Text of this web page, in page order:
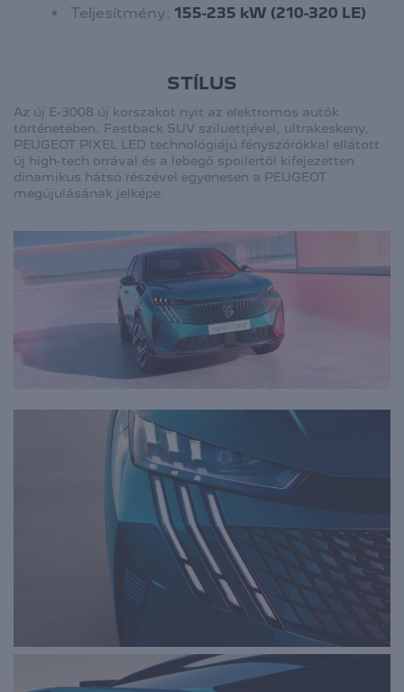
Teljesítmény:155-235 kW (210-320 LE)
STÍLUS
Az új E-3008 új korszakot nyit az elektromos autók
történetében. Fastback SUV sziluettjével, ultrakeskeny,
PEUGEOT PIXEL LED technológiájú fényszórókkal ellátott
új high-tech orrával és a lebegő spoilertől kifejezetten
dinamikus hátsó részével egyenesen a PEUGEOT
megújulásának jelképe.